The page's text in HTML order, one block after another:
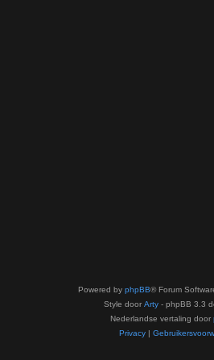
Powered by phpBB® Forum
Style door Arty - phpBB 3.3
Nederlandse vertaling door
Privacy |